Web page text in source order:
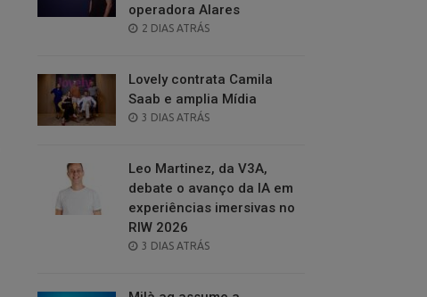
operadora Alares
POSTED
2 DIAS ATRÁS
Lovely contrata Camila
Saab e amplia Mídia
POSTED
3 DIAS ATRÁS
Leo Martinez, da V3A,
debate o avanço da IA em
experiências imersivas no
RIW 2026
POSTED
3 DIAS ATRÁS